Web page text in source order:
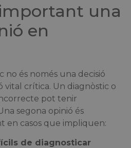
una
en
no és només una decisió
vital crítica. Un diagnòstic o
pot tenir
segona opinió és
en casos que impliquen:
de diagnosticar